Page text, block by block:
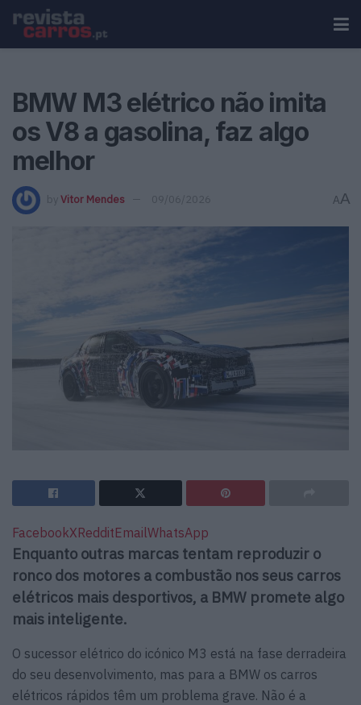
BMW M3 elétrico não imita
os V8 a gasolina, faz algo
melhor
by Vitor Mendes 09/06/2026 AA
FacebookXRedditEmailWhatsApp
Enquanto outras marcas tentam reproduzir o
ronco dos motores a combustão nos seus carros
elétricos mais desportivos, a BMW promete algo
mais inteligente.
O sucessor elétrico do icónico M3 está na fase derradeira
do seu desenvolvimento, mas para a BMW os carros
elétricos rápidos têm um problema grave. Não é a